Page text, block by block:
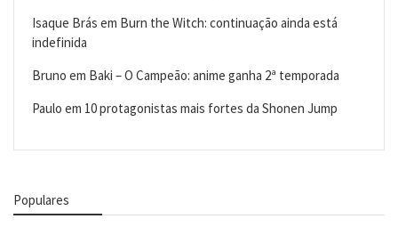
Isaque Brás em Burn the Witch: continuação ainda está
indefinida
Bruno em Baki – O Campeão: anime ganha 2ª temporada
Paulo em 10 protagonistas mais fortes da Shonen Jump
Populares